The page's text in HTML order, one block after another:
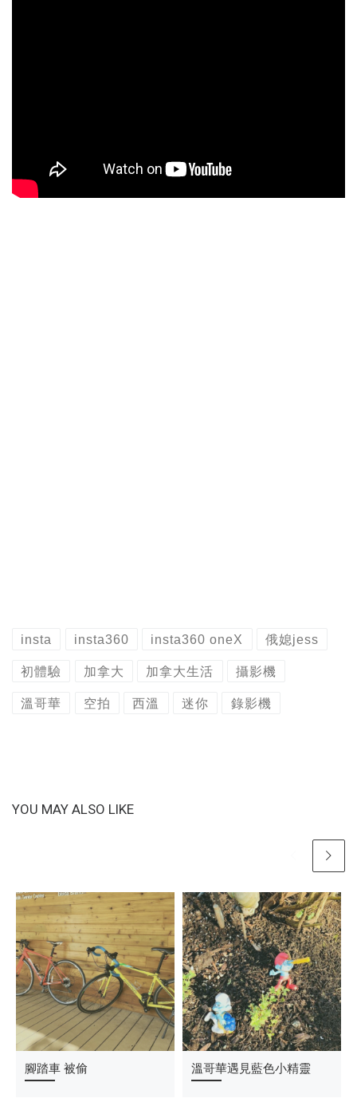
insta insta360 insta360 oneX 俄媳jess
初體驗 加拿大 加拿大生活 攝影機
溫哥華 空拍 西溫 迷你 錄影機
YOU MAY ALSO LIKE
大吃大喝的週末 加拿大人瘋露營
腳踏車 被偷 溫哥華遇見藍色小精靈